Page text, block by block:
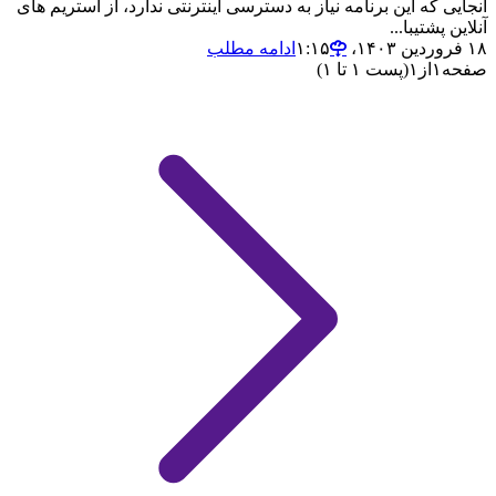
آنجایی که این برنامه نیاز به دسترسی اینترنتی ندارد، از استریم های
آنلاین پشتیبا...
۱۸ فروردین ۱۴۰۳،‏ ۱:۱۵
ادامه مطلب
صفحه ۱ از ۱(پست ۱ تا ۱)